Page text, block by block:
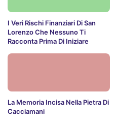
I Veri Rischi Finanziari Di San
Lorenzo Che Nessuno Ti
Racconta Prima Di Iniziare
La Memoria Incisa Nella Pietra Di
Cacciamani